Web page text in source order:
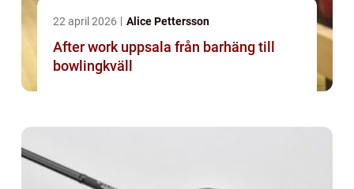
22 april 2026 Alice Pettersson
After work uppsala från barhäng till
bowlingkväll